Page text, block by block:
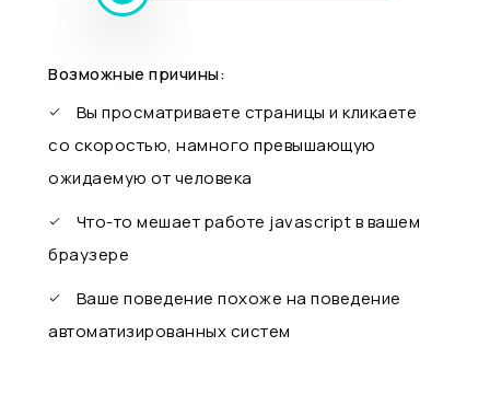
Возможные причины:
Вы просматриваете страницы и кликаете
со скоростью, намного превышающую
ожидаемую от человека
Что-то мешает работе javascript в вашем
браузере
Ваше поведение похоже на поведение
автоматизированных систем